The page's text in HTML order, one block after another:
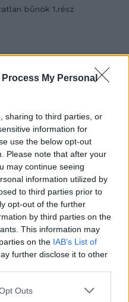
Process My Personal
sharing to third parties, or
information for
use the below opt-out
Please note that after your
may continue seeing
information utilized by
to third parties prior to
opt-out of the further
by third parties on the
This information may
on the IAB’s List of
further disclose it to other
Outs
bűnök 1.rész
a túlélő Franciaország
lányokat 14. rész
– Miért nem hiszünk a